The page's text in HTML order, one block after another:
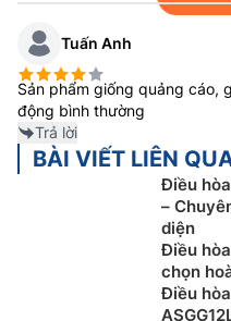
cảm biến thông
Với công nghệ cảm biến
1 chiềuASGG12JLTB-V
vị trí có sự chuyển động
thể tự động tăng giảm
bị cảm giác quá lạnh vừa
Làm lạnh nhanh
thì, không phải chờ
Kích hoạt tính năng chế
General 1 chiều
Tuấn Anh
Sản phẩm giống quảng cáo,
động bình thường
Trả lời
BÀI VIẾT LIÊN
Điều
–
diện
Điều
chọn
Điều